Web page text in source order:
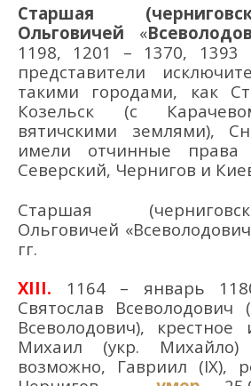
Старшая
Ольговичей «
1198, 1201 – 1370, 1393
представители
такими городами, как
Козельск (с
вятичскими землями),
имели отчинные права
Северский, Чернигов и
Старшая
Ольговичей
гг.
XIII. 1164 – январь
Святослав Всеволодович
Всеволодович), крестное
Михаил (укр. Михайло)
возможно, Гавриил (IX),